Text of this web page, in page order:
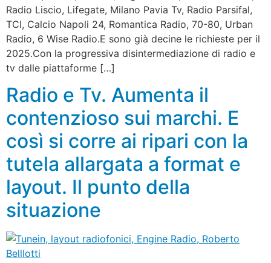
Radio Liscio, Lifegate, Milano Pavia Tv, Radio Parsifal,
TCI, Calcio Napoli 24, Romantica Radio, 70-80, Urban
Radio, 6 Wise Radio.E sono già decine le richieste per il
2025.Con la progressiva disintermediazione di radio e
tv dalle piattaforme […]
Radio e Tv. Aumenta il
contenzioso sui marchi. E
così si corre ai ripari con la
tutela allargata a format e
layout. Il punto della
situazione